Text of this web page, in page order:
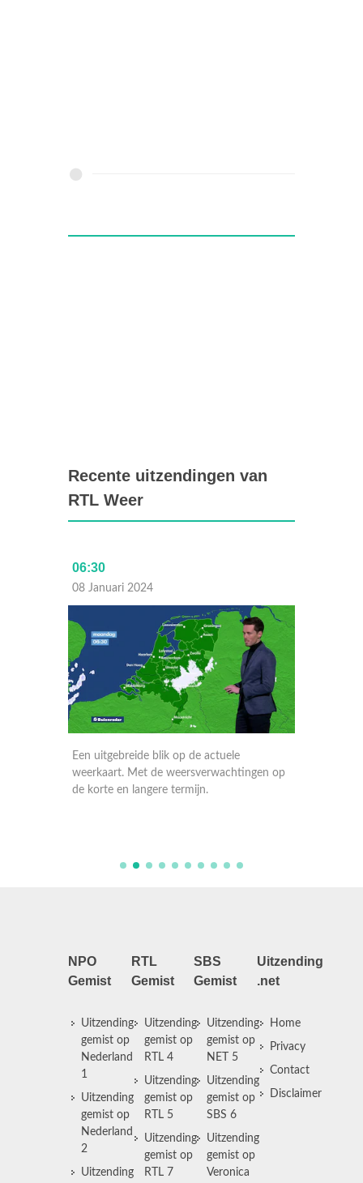
Recente uitzendingen van
RTL Weer
06:30
08 Januari 2024
Een uitgebreide blik op de actuele
weerkaart. Met de weersverwachtingen op
de korte en langere termijn.
NPO
Gemist
Uitzending
gemist op
Nederland
1
Uitzending
gemist op
Nederland
2
Uitzending
RTL
Gemist
Uitzending
gemist op
RTL 4
Uitzending
gemist op
RTL 5
Uitzending
gemist op
RTL 7
SBS
Gemist
Uitzending
gemist op
NET 5
Uitzending
gemist op
SBS 6
Uitzending
gemist op
Veronica
Uitzending
.net
Home
Privacy
Contact
Disclaimer